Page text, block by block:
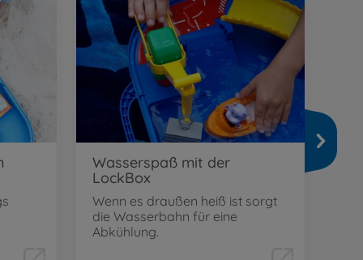
Wasserspaß mit der
LockBox
Wenn es draußen heiß ist sorgt
die Wasserbahn für eine
Abkühlung.